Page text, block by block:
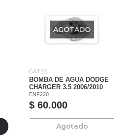
AGOTADO
GATES
BOMBA DE AGUA DODGE
CHARGER 3.5 2006/2010
ENF220
$ 60.000
Agotado